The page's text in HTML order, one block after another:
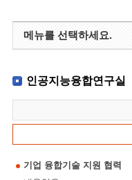
메뉴를 선택하세요.
인공지능융합연구실
기업 융합기술 지원 협력